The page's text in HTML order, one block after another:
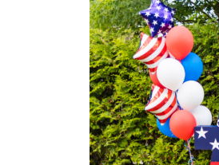
Dati un analītika
Ilgtspējas